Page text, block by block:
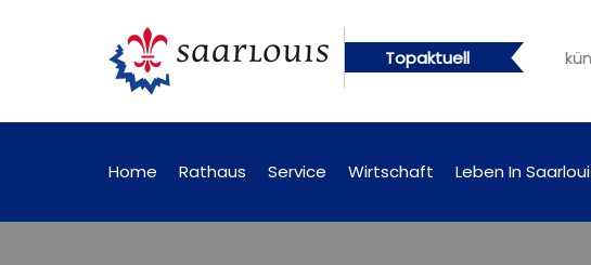
Topaktuell
künftig online abrufbar Öffentliche Bekanntmachungen
Home Rathaus Service Wirtschaft Leben In